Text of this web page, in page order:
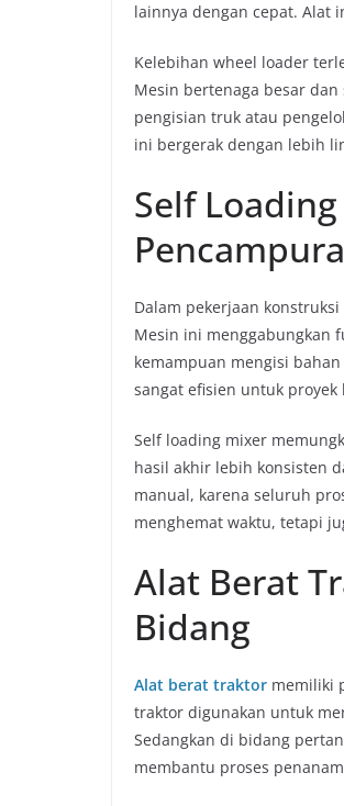
lainnya dengan cepat. Alat
Kelebihan wheel loader
Mesin bertenaga besar
pengisian truk atau
ini bergerak dengan lebih
Self
Dalam pekerjaan
Mesin ini menggabungkan
kemampuan mengisi
sangat efisien untuk
Self loading mixer
hasil akhir lebih konsisten
manual, karena seluruh
menghemat waktu, tetapi
Alat Berat
Bidang
Alat berat traktor memiliki
traktor digunakan untuk
Sedangkan di bidang
membantu proses